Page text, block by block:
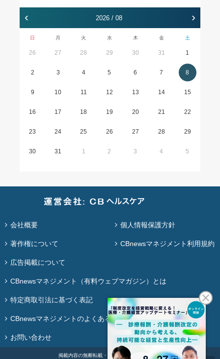
‹ 2026 / 08 ›
日 月 火 水 木 金 土
26 27 28 29 30 31 1
2 3 4 5 6 7 8
9 10 11 12 13 14 15
16 17 18 19 20 21 22
23 24 25 26 27 28 29
30 31 1 2 3 4 5
会社概要 個人情報保護方針
著作権について CBnewsマネジメント利用規約
広告掲載について
CBnewsマネジメント（有料ウェブマガジン）とは
特定商取引法に基づく表記
CBnewsマネジメントのよくある質問
お問い合わせ
掲載内容の無断転載・再配布は固く禁じます。